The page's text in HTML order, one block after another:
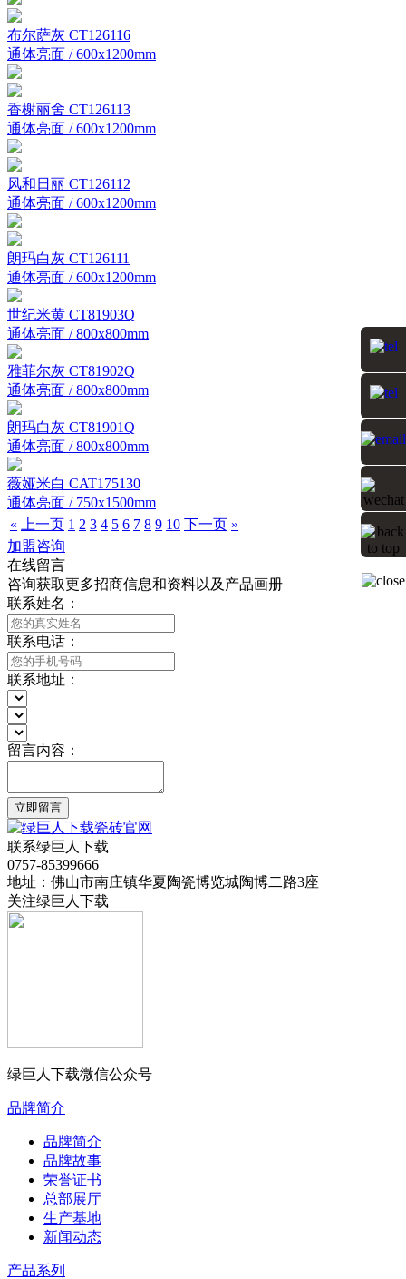
布尔萨灰 CT126116
通体亮面 / 600x1200mm
香榭丽舍 CT126113
通体亮面 / 600x1200mm
风和日丽 CT126112
通体亮面 / 600x1200mm
朗玛白灰 CT126111
通体亮面 / 600x1200mm
世纪米黄 CT81903Q
通体亮面 / 800x800mm
雅菲尔灰 CT81902Q
通体亮面 / 800x800mm
朗玛白灰 CT81901Q
通体亮面 / 800x800mm
薇娅米白 CAT175130
通体亮面 / 750x1500mm
«
上一页 1 2 3 4 5 6 7 8 9 10 下一页 »
加盟咨询
在线留言
咨询获取更多招商信息和资料以及产品画册
联系姓名：
联系电话：
联系地址：
留言内容：
立即留言
联系绿巨人下载
0757-85399666
地址：佛山市南庄镇华夏陶瓷博览城陶博二路3座
关注绿巨人下载
绿巨人下载微信公众号
品牌简介
品牌简介
品牌故事
荣誉证书
总部展厅
生产基地
新闻动态
产品系列